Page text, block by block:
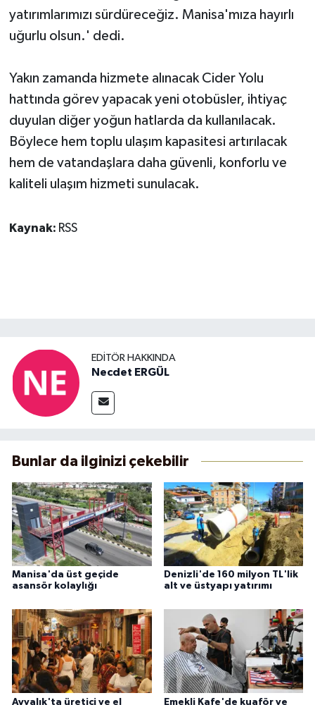
yatırımlarımızı sürdüreceğiz. Manisa'mıza hayırlı
uğurlu olsun.' dedi.
Yakın zamanda hizmete alınacak Cider Yolu
hattında görev yapacak yeni otobüsler, ihtiyaç
duyulan diğer yoğun hatlarda da kullanılacak.
Böylece hem toplu ulaşım kapasitesi artırılacak
hem de vatandaşlara daha güvenli, konforlu ve
kaliteli ulaşım hizmeti sunulacak.
Kaynak: RSS
EDITÖR HAKKINDA
Necdet ERGÜL
Bunlar da ilginizi çekebilir
Manisa'da üst geçide
asansör kolaylığı
Denizli'de 160 milyon TL'lik
alt ve üstyapı yatırımı
Ayvalık'ta üretici ve el
Emekli Kafe'de kuaför ve